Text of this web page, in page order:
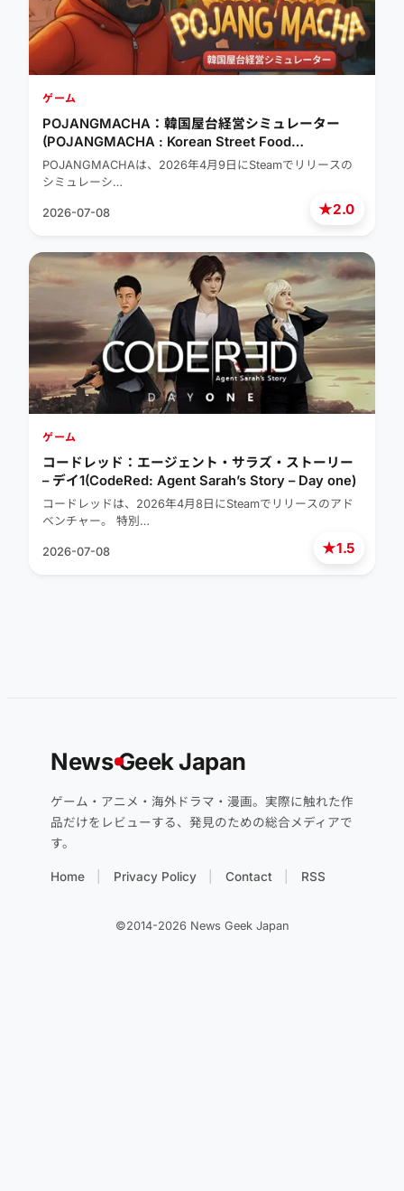
★2.0
ゲーム
POJANGMACHA：韓国屋台経営シミュレーター
(POJANGMACHA : Korean Street Food
Management Simulator)
POJANGMACHAは、2026年4月9日にSteamでリリースの
シミュレーシ…
2026-07-08
★1.5
ゲーム
コードレッド：エージェント・サラズ・ストーリー
– デイ1(CodeRed: Agent Sarah’s Story – Day one)
コードレッドは、2026年4月8日にSteamでリリースのアド
ベンチャー。 特別…
2026-07-08
NewsGeek Japan
ゲーム・アニメ・海外ドラマ・漫画。実際に触れた作
品だけをレビューする、発見のための総合メディアで
す。
Home Privacy Policy Contact RSS
©2014-2026 News Geek Japan